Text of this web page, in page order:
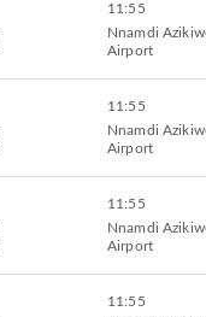
11:55
Nnamdi
Airport
11:55
Nnamdi
Airport
11:55
Nnamdi
Airport
11:55